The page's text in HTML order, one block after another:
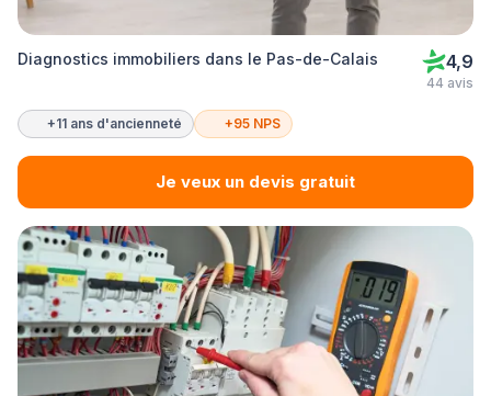
Diagnostics immobiliers dans le Pas-de-Calais 4,9
44 avis
+11 ans d'ancienneté +95 NPS
Je veux un devis gratuit